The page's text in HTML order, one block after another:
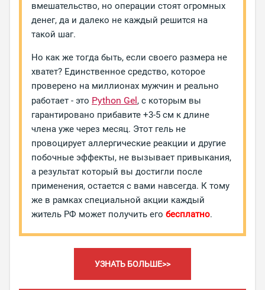
вмешательство, но операции стоят огромных
денег, да и далеко не каждый решится на
такой шаг.
Но как же тогда быть, если своего размера не
хватет? Единственное средство, которое
проверено на миллионах мужчин и реально
работает - это Python Gel, с которым вы
гарантировано прибавите +3-5 см к длине
члена уже через месяц. Этот гель не
провоцирует аллергические реакции и другие
побочные эффекты, не вызывает привыкания,
а результат который вы достигли после
применения, остается с вами навсегда. К тому
же в рамках специальной акции каждый
житель РФ может получить его бесплатно.
УЗНАТЬ БОЛЬШЕ>>